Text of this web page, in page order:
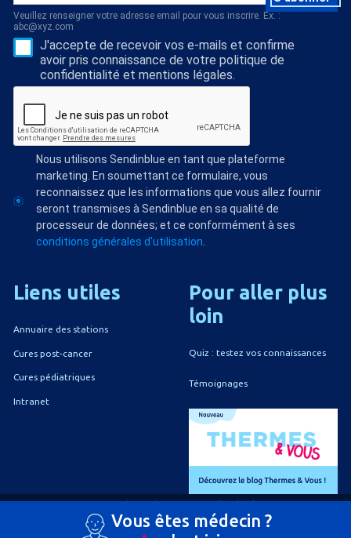
Vous êtes médecin ?
Veuillez renseigner votre adresse email pour vous inscrire. Ex. :
abc@xyz.com
J'accepte de recevoir vos e-mails et confirme
avoir pris connaissance de votre politique de
confidentialité et mentions légales.
Nous utilisons Sendinblue en tant que plateforme
marketing. En soumettant ce formulaire, vous
reconnaissez que les informations que vous allez fournir
seront transmises à Sendinblue en sa qualité de
processeur de données; et ce conformément à ses
conditions générales d'utilisation
Liens utiles
Annuaire des stations
Cures post-cancer
Cures pédiatriques
Intranet
Pour aller plus
loin
Quiz : testez vos connaissances
Témoignages
Politique de confidentialité Politique de gestion des cookies